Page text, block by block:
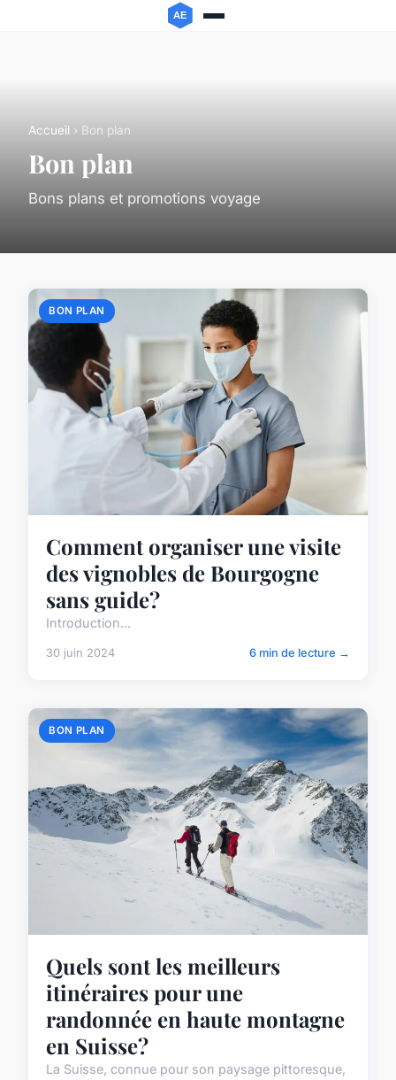
Accueil › Bon plan
Bon plan
Bons plans et promotions voyage
BON PLAN
Comment organiser une visite
des vignobles de Bourgogne
sans guide?
Introduction...
30 juin 2024 6 min de lecture →
BON PLAN
Quels sont les meilleurs
itinéraires pour une
randonnée en haute montagne
en Suisse?
La Suisse, connue pour son paysage pittoresque,